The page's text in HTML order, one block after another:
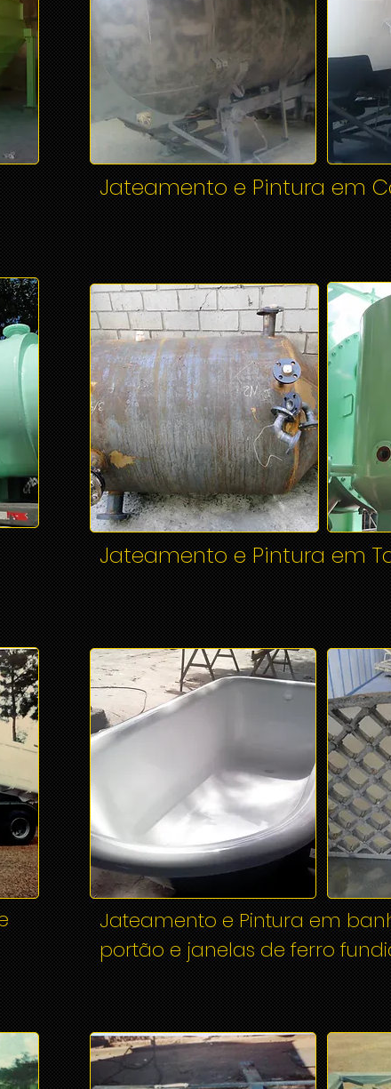
Jateamento e Pintura em
Jateamento e Pintura em
Jateamento e Pintura em
portão e janelas de ferro